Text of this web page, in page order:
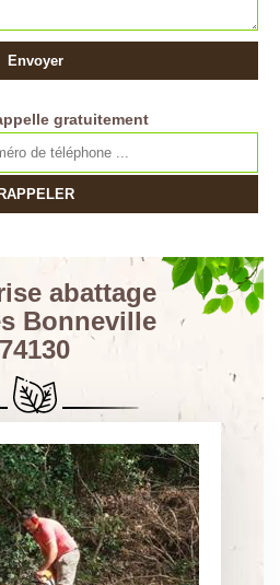
gratuitement
abattage
Bonneville
74130